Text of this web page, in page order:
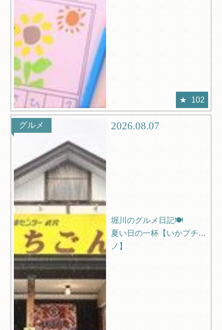
102
グルメ 2026.08.07
堀川のグルメ日記🍽️
夏い日の一杯【いかプチー
ノ】